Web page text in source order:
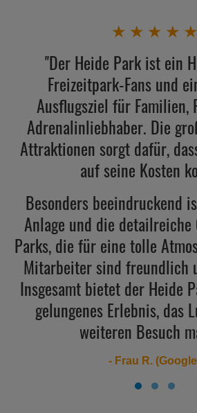
★ ★ ★ ★ ★
''Der Heide Park ist ein
Freizeitpark-Fans und
Ausflugsziel für Familien,
Adrenalinliebhaber. Die
Attraktionen sorgt dafür,
auf seine Kosten
Besonders beeindruckend
Anlage und die detailreiche
Parks, die für eine tolle
Mitarbeiter sind freundlich
Insgesamt bietet der Heide
gelungenes Erlebnis, das
weiteren Besuch
- Frau R.